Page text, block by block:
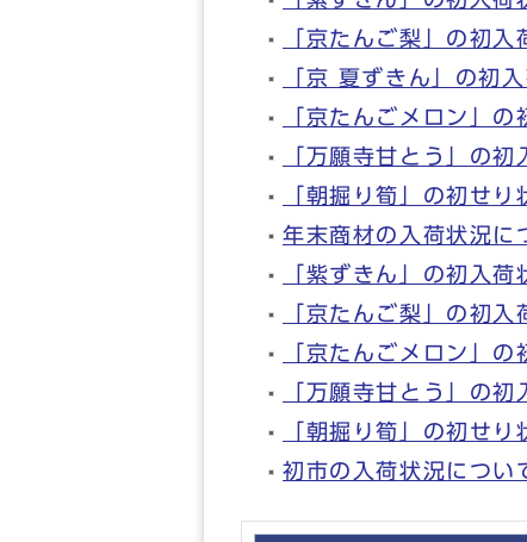
「京たんご梨」の初入
「京 夏ずきん」の初
「京たんごメロン」
「万願寺甘とう」の初
「朝掘り筍」の初せり
年末商材の入荷状況に
「紫ずきん」の初入荷
「京たんご梨」の初入
「京たんごメロン」
「万願寺甘とう」の初
「朝掘り筍」の初せり
初市の入荷状況につい